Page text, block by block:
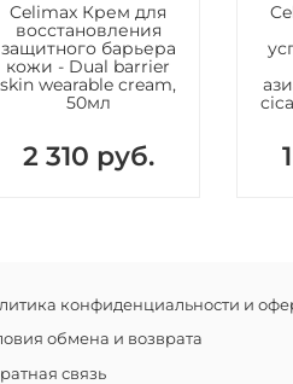
Celimax Крем для
восстановления
защитного барьера
кожи - Dual barrier
skin wearable cream,
50мл
2 310 руб.
конфиденциальности и
обмена и возврата
связь